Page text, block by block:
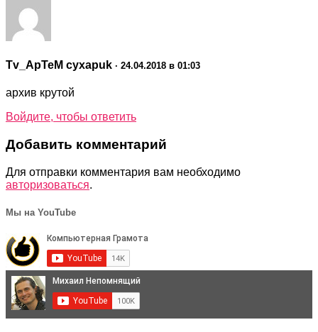
Tv_ApTeM cyxapuk · 24.04.2018 в 01:03
архив крутой
Войдите, чтобы ответить
Добавить комментарий
Для отправки комментария вам необходимо
авторизоваться.
Мы на YouTube